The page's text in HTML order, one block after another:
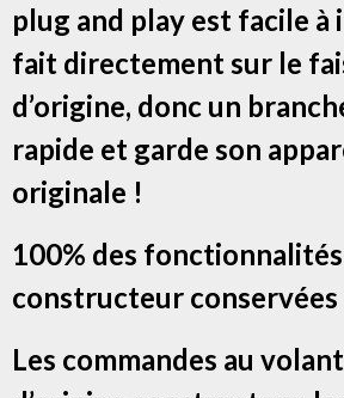
plug and play est facile à
fait directement sur le
d’origine, donc un
rapide et garde son
originale !
100% des fonctionnalités
constructeur conservées
Les commandes au